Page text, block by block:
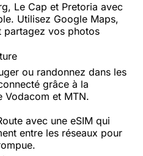
Le Cap et Pretoria avec
Utilisez Google Maps,
partagez vos photos
ou randonnez dans les
grâce à la
Vodacom et MTN.
avec une eSIM qui
entre les réseaux pour